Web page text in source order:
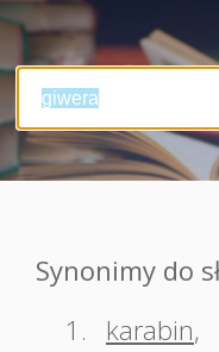
Synonimy do
1.
karabin,